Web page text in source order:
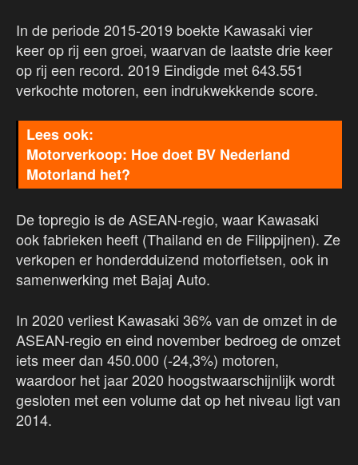
In de periode 2015-2019 boekte Kawasaki vier
keer op rij een groei, waarvan de laatste drie keer
op rij een record. 2019 Eindigde met 643.551
verkochte motoren, een indrukwekkende score.
Motorverkoop: Hoe doet BV Nederland
Motorland het?
De topregio is de ASEAN-regio, waar Kawasaki
ook fabrieken heeft (Thailand en de Filippijnen). Ze
verkopen er honderdduizend motorfietsen, ook in
samenwerking met Bajaj Auto.
In 2020 verliest Kawasaki 36% van de omzet in de
ASEAN-regio en eind november bedroeg de omzet
iets meer dan 450.000 (-24,3%) motoren,
waardoor het jaar 2020 hoogstwaarschijnlijk wordt
gesloten met een volume dat op het niveau ligt van
2014.